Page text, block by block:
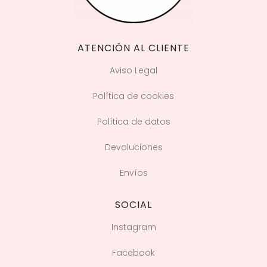
ATENCIÓN AL CLIENTE
Aviso Legal
Política de cookies
Política de datos
Devoluciones
Envíos
SOCIAL
Instagram
Facebook